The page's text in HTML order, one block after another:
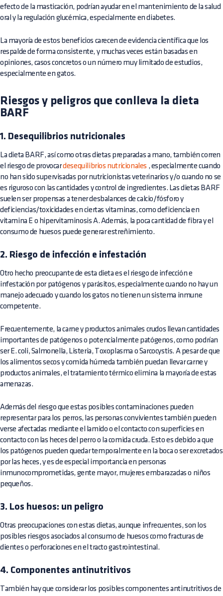
efecto de la masticación, podrían ayudar en el mantenimiento de la salud
oral y la regulación glucémica, especialmente en diabetes.
La mayoría de estos beneficios carecen de evidencia científica que los
respalde de forma consistente, y muchas veces están basadas en
opiniones, casos concretos o un número muy limitado de estudios,
especialmente en gatos.
Riesgos y peligros que conlleva la dieta
BARF
1. Desequilibrios nutricionales
La dieta BARF, así como otras dietas preparadas a mano, también corren
el riesgo de provocardesequilibrios nutricionales , especialmente cuando
no han sido supervisadas por nutricionistas veterinarios y/o cuando no se
es riguroso con las cantidades y control de ingredientes. Las dietas BARF
suelen ser propensas a tener desbalances de calcio/fósforo y
deficiencias/toxicidades en ciertas vitaminas, como deficiencia en
vitamina E o hipervitaminosis A. Además, la poca cantidad de fibra y el
consumo de huesos puede generar estreñimiento.
2. Riesgo de infección e infestación
Otro hecho preocupante de esta dieta es el riesgo de infección e
infestación por patógenos y parásitos, especialmente cuando no hay un
manejo adecuado y cuando los gatos no tienen un sistema inmune
competente.
Frecuentemente, la carne y productos animales crudos llevan cantidades
importantes de patógenos o potencialmente patógenos, como podrían
ser E. coli, Salmonella, Listeria, Toxoplasma o Sarcocystis. A pesar de que
los alimentos secos y comida húmeda también puedan llevar carne y
productos animales, el tratamiento térmico elimina la mayoría de estas
amenazas.
Además del riesgo que estas posibles contaminaciones pueden
representar para los perros, las personas convivientes también pueden
verse afectadas mediante el lamido o el contacto con superficies en
contacto con las heces del perro o la comida cruda. Esto es debido a que
los patógenos pueden quedar temporalmente en la boca o ser excretados
por las heces, y es de especial importancia en personas
inmunocomprometidas, gente mayor, mujeres embarazadas o niños
pequeños.
3. Los huesos: un peligro
Otras preocupaciones con estas dietas, aunque infrecuentes, son los
posibles riesgos asociados al consumo de huesos como fracturas de
dientes o perforaciones en el tracto gastrointestinal.
4. Componentes antinutritivos
También hay que considerar los posibles componentes antinutritivos de